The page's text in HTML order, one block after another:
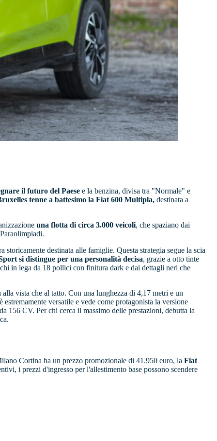
il futuro del Paese e la benzina, divisa tra "Normale" e
tenne a battesimo la Fiat 600 Multipla, destinata a
una flotta di circa 3.000 veicoli, che spaziano dai
destinata alle famiglie. Questa strategia segue la scia
si distingue per una personalità decisa, grazie a otto tinte
in lega da 18 pollici con finitura dark e dai dettagli neri che
vista che al tatto. Con una lunghezza di 4,17 metri e un
versatile e vede come protagonista la versione
da 156 CV. Per chi cerca il massimo delle prestazioni, debutta la
Cortina ha un prezzo promozionale di 41.950 euro, la Fiat
i prezzi d'ingresso per l'allestimento base possono scendere